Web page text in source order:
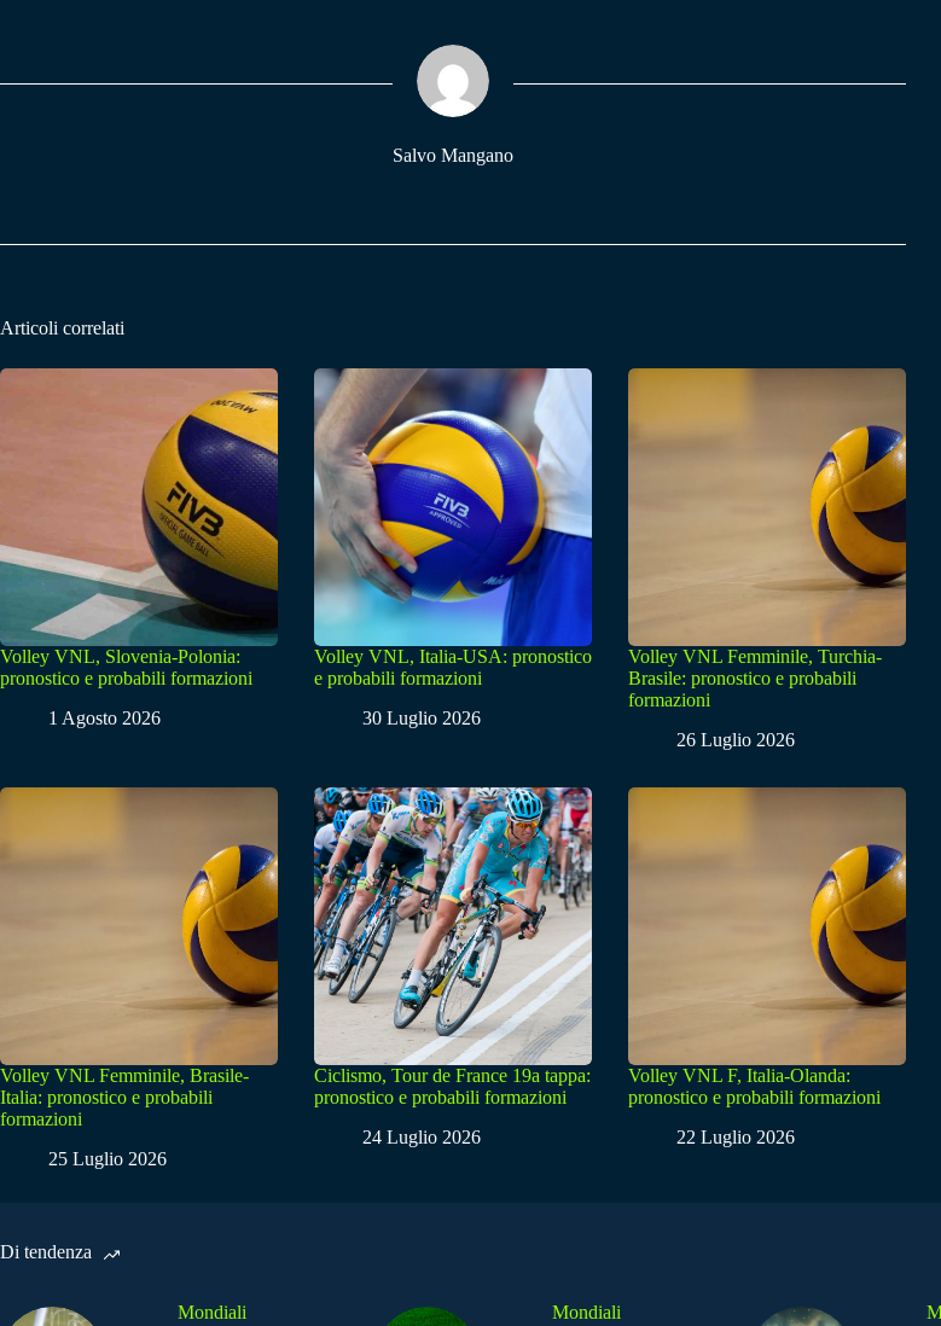
pp m
Salvo Mangano
Articoli correlati
Volley VNL, Slovenia-Polonia:
pronostico e probabili formazioni
1 Agosto 2026
Volley VNL, Italia-USA: pronostico
e probabili formazioni
30 Luglio 2026
Volley VNL Femminile, Turchia-
Brasile: pronostico e probabili
formazioni
26 Luglio 2026
Volley VNL Femminile, Brasile-
Italia: pronostico e probabili
formazioni
25 Luglio 2026
Ciclismo, Tour de France 19a tappa:
pronostico e probabili formazioni
24 Luglio 2026
Volley VNL F, Italia-Olanda:
pronostico e probabili formazioni
22 Luglio 2026
Di tendenza
Mondiali Mondiali